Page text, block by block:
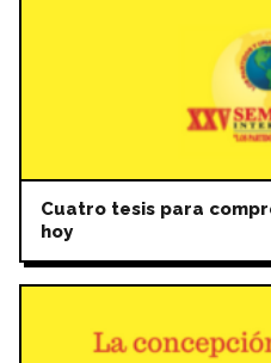
Cuatro tesis para
hoy